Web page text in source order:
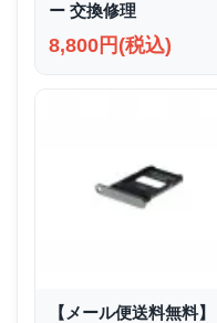
ー 交換修理
8,800円(税込)
【メール便送料無料】